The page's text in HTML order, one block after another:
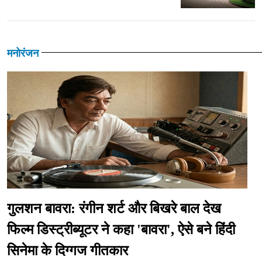
मनोरंजन
गुलशन बावरा: रंगीन शर्ट और बिखरे बाल देख
फिल्म डिस्ट्रीब्यूटर ने कहा 'बावरा', ऐसे बने हिंदी
सिनेमा के दिग्गज गीतकार